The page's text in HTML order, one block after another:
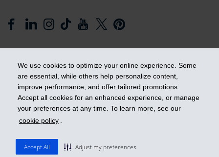
We use cookies to optimize your online experience. Some
are essential, while others help personalize content,
improve performance, and offer tailored promotions.
Accept all cookies for an enhanced experience, or manage
your preferences at any time. To learn more, see our
cookie policy .
Accept All Adjust my preferences
Prendre les devants